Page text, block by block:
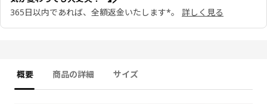
365日以内であれば、全額返金いたします*。
詳しく見る
概要 商品の詳細 サイズ